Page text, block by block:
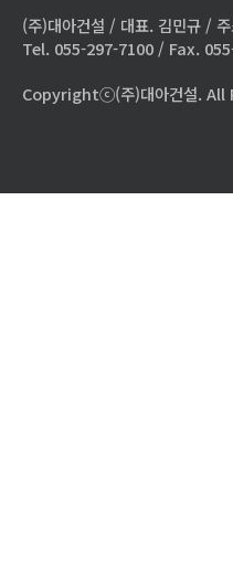
(주)대아건설 / 대표. 김민규 /
Tel. 055-297-7100 / Fax.
Copyrightⓒ(주)대아건설. All